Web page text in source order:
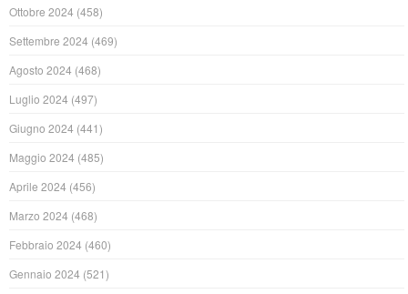
Ottobre 2024 (458)
Settembre 2024 (469)
Agosto 2024 (468)
Luglio 2024 (497)
Giugno 2024 (441)
Maggio 2024 (485)
Aprile 2024 (456)
Marzo 2024 (468)
Febbraio 2024 (460)
Gennaio 2024 (521)